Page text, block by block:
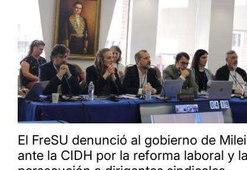
El FreSU denunció al gobierno de Milei
ante la CIDH por la reforma laboral y la